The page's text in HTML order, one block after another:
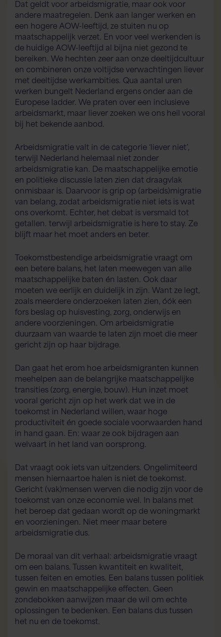
Dat geldt voor arbeidsmigratie, maar ook voor
andere maatregelen. Denk aan langer werken en
een hogere AOW-leeftijd, ze stuiten nu op
maatschappelijk verzet. En voor veel werkenden is
de huidige AOW-leeftijd al bijna niet gezond te
bereiken. We hechten zeer aan onze deeltijdcultuur
en combineren onze voltijdse verwachtingen liever
met deeltijdse werkambities. Qua aantal uren
werken bungelt Nederland ergens onder aan de
Europese ladder. We praten over een inclusieve
arbeidsmarkt, maar liever zoeken we ons heil vooral
bij het bekende aanbod.
Arbeidsmigratie valt in de categorie ‘liever niet’,
terwijl Nederland helemaal niet zonder
arbeidsmigratie kan. De maatschappelijke emotie
en politieke discussie laten zien dat draagvlak
onmisbaar is. Daarvoor is grip op (arbeids)migratie
van belang, zodat arbeidsmigratie niet iets is wat
ons overkomt. Echter, het debat is versmald tot
getallen. terwijl arbeidsmigratie is here to stay. Ze
blijft maar het moet anders en beter.
Toekomstbestendige arbeidsmigratie vraagt om
een betere balans, het laten meewegen van alle
maatschappelijke baten én lasten. Ook daar
moeten we eerlijk en duidelijk in zijn. Want ze legt,
zoals meerdere onderzoeken laten zien, óók een
fors beslag op huisvesting, zorg, onderwijs en
andere voorzieningen. Om arbeidsmigratie
duurzaam van waarde te laten zijn moet die meer
gericht zijn op haar bijdrage.
Dan gaat het erom hoe arbeidsmigranten kunnen
meehelpen aan de belangrijke maatschappelijke
transities (zorg, energie, bouw). Hun inzet moet
vooral gericht zijn op het werk dat we in de
toekomst in Nederland willen, waar hoge
productiviteit én goede sociale voorwaarden hand
in hand gaan. En: waar ze ook bijdragen aan
welvaart in het land van oorsprong.
Dat vraagt ook iets van uitzenders. Ongelimiteerd
mensen hiernaartoe halen is niet de toekomst.
Gericht (vak)mensen werven die nodig zijn voor de
toekomst van onze economie wel. In balans met
het beroep dat gedaan wordt op de woningmarkt
en voorzieningen. Niet meer maar betere
arbeidsmigratie dus.
De moraal van dit verhaal: arbeidsmigratie vraagt
om een balans. Tussen kwantiteit en kwaliteit,
tussen feiten en emoties. Een balans tussen politiek
gewin en maatschappelijke effecten. Geen
zondebokken aanwijzen maar de wil om echte
oplossingen te bedenken. Een balans dus tussen
het nu en de toekomst.